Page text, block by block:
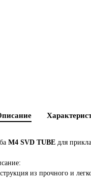
M4 SVD TUBE для
из прочного и